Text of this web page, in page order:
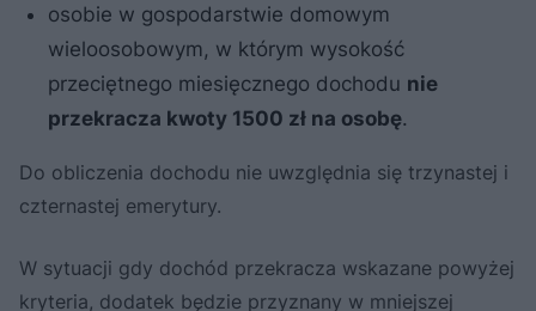
osobie w gospodarstwie domowym
wieloosobowym, w którym wysokość
przeciętnego miesięcznego dochodu nie
przekracza kwoty 1500 zł na osobę.
Do obliczenia dochodu nie uwzględnia się trzynastej i
czternastej emerytury.
W sytuacji gdy dochód przekracza wskazane powyżej
kryteria, dodatek będzie przyznany w mniejszej